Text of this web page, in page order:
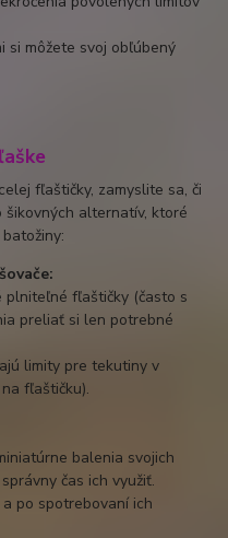
si môžete svoj obľúbený
fľaštičky, zamyslite sa, či
alternatív, ktoré
plniteľné fľaštičky (často s
preliať si len potrebné
limity pre tekutiny v
fľaštičku).
balenia svojich
čas ich využiť.
po spotrebovaní ich